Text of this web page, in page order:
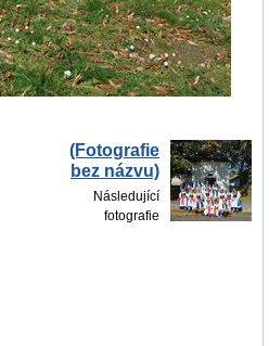
(Fotografie
bez názvu)
Následující
fotografie